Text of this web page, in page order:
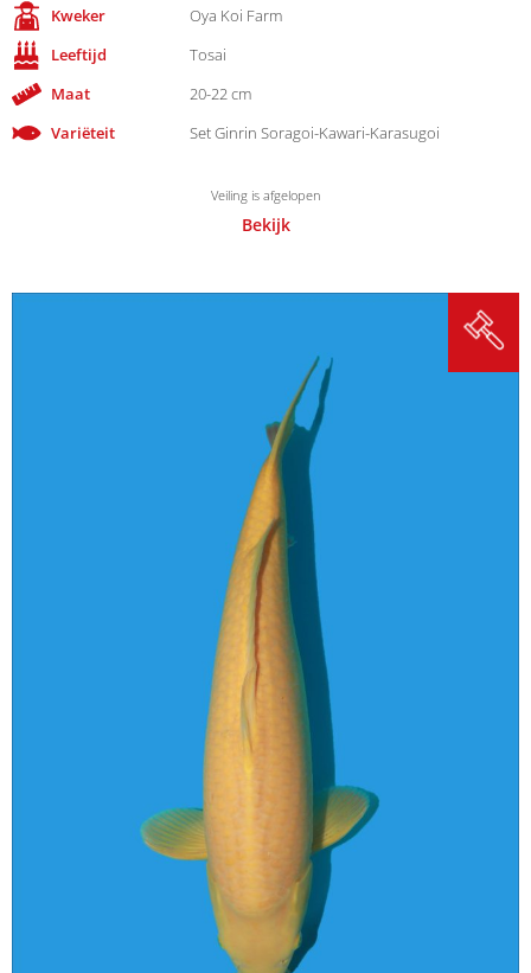
Kweker
Oya Koi Farm
Leeftijd
Tosai
Maat
20-22 cm
Variëteit
Set Ginrin Soragoi-Kawari-Karasugoi
Veiling is afgelopen
Bekijk